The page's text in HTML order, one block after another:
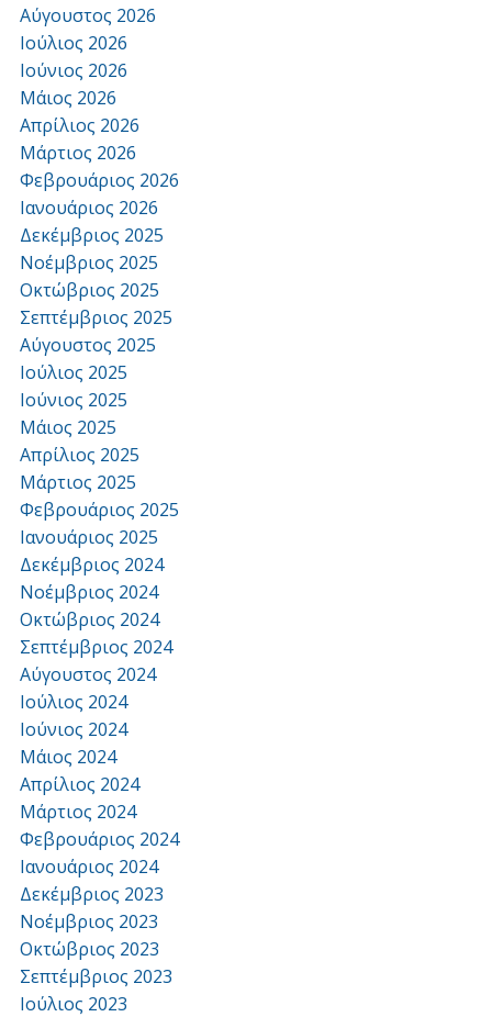
Αύγουστος 2026
Ιούλιος 2026
Ιούνιος 2026
Μάιος 2026
Απρίλιος 2026
Μάρτιος 2026
Φεβρουάριος 2026
Ιανουάριος 2026
Δεκέμβριος 2025
Νοέμβριος 2025
Οκτώβριος 2025
Σεπτέμβριος 2025
Αύγουστος 2025
Ιούλιος 2025
Ιούνιος 2025
Μάιος 2025
Απρίλιος 2025
Μάρτιος 2025
Φεβρουάριος 2025
Ιανουάριος 2025
Δεκέμβριος 2024
Νοέμβριος 2024
Οκτώβριος 2024
Σεπτέμβριος 2024
Αύγουστος 2024
Ιούλιος 2024
Ιούνιος 2024
Μάιος 2024
Απρίλιος 2024
Μάρτιος 2024
Φεβρουάριος 2024
Ιανουάριος 2024
Δεκέμβριος 2023
Νοέμβριος 2023
Οκτώβριος 2023
Σεπτέμβριος 2023
Ιούλιος 2023